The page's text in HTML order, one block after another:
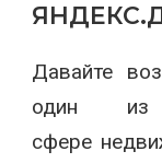
Давайте
один
сфере